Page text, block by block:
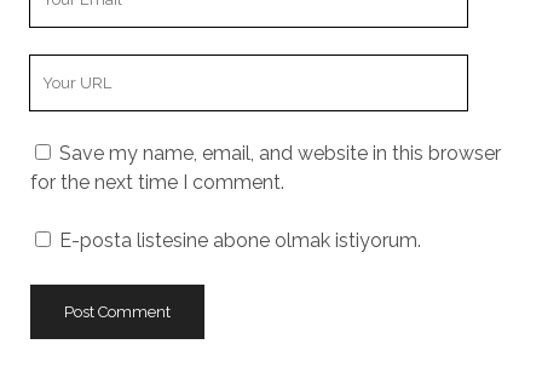
Save my name, email, and website in this browser
for the next time I comment.
E-posta listesine abone olmak istiyorum.